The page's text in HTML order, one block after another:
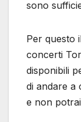
per
Infatti sul
rimanere
musicale